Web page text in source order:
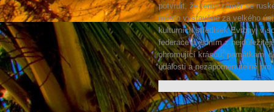
potvrdit, že tento záměr se
město vystavěné za velkého
kulturních středisek Evropy, v
federace a jedním z
ohromující krásou, památkami
události a nezapomenutelné